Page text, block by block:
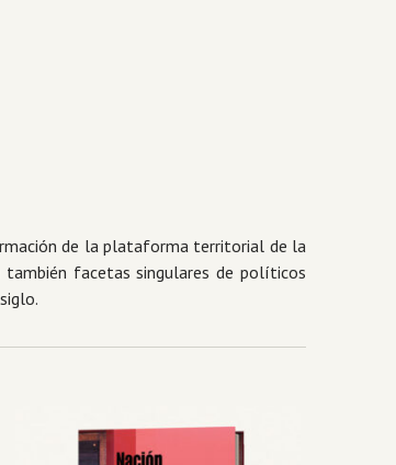
de la plataforma territorial de la
también facetas singulares de políticos